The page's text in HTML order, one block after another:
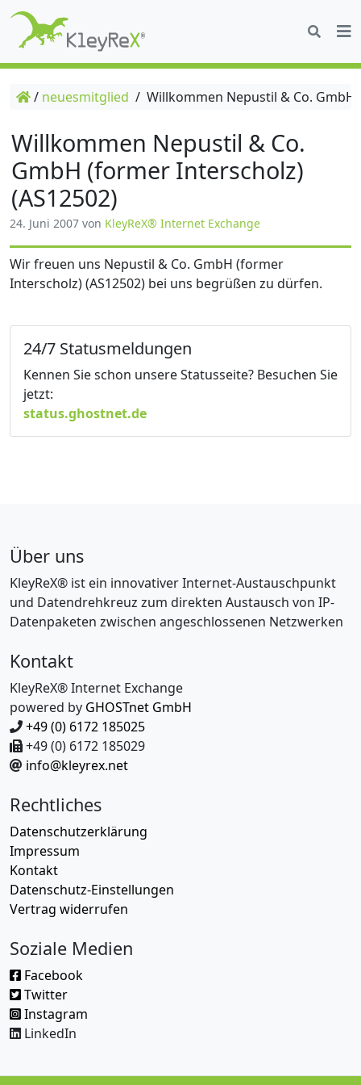
/ neuesmitglied / Willkommen Nepustil & Co.
Willkommen Nepustil & Co.
GmbH (former Interscholz)
(AS12502)
24. Juni 2007 von KleyReX® Internet Exchange
Wir freuen uns Nepustil & Co. GmbH (former
Interscholz) (AS12502) bei uns begrüßen zu dürfen.
24/7 Statusmeldungen
Kennen Sie schon unsere Statusseite? Besuchen Sie
jetzt:
status.ghostnet.de
Über uns
KleyReX® ist ein innovativer Internet-Austauschpunkt
und Datendrehkreuz zum direkten Austausch von IP-
Datenpaketen zwischen angeschlossenen Netzwerken
Kontakt
KleyReX® Internet Exchange
powered by GHOSTnet GmbH
+49 (0) 6172 185025
+49 (0) 6172 185029
info@kleyrex.net
Rechtliches
Datenschutzerklärung
Impressum
Kontakt
Datenschutz-Einstellungen
Vertrag widerrufen
Soziale Medien
Facebook
Twitter
Instagram
LinkedIn